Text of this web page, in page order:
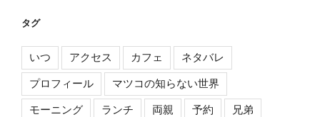
タグ
いつ アクセス カフェ ネタバレ
プロフィール マツコの知らない世界
モーニング ランチ 両親 予約 兄弟